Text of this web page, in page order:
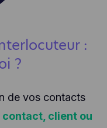
:
?
de vos contacts
contact, client ou